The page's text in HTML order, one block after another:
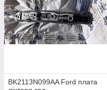
BK2113N099AA Ford плата